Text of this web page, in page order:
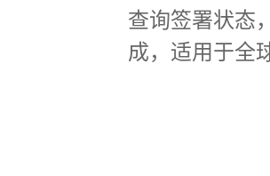
查询签署状态
成，适用于全